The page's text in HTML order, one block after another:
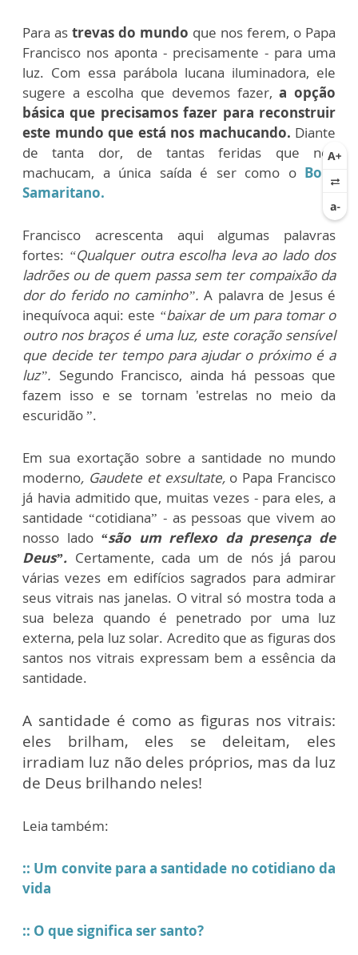
Para as trevas do mundo que nos ferem, o Papa
Francisco nos aponta - precisamente - para uma
luz. Com essa parábola lucana iluminadora, ele
sugere a escolha que devemos fazer,a opção
básica que precisamos fazer para reconstruir
este mundo que está nos machucando. Diante
de tanta dor, de tantas feridas que nos
machucam, a única saída é ser como o Bom
Samaritano.
Francisco acrescenta aqui algumas palavras
fortes: “Qualquer outra escolha leva ao lado dos
ladrões ou de quem passa sem ter compaixão da
dor do ferido no caminho”.A palavra de Jesus é
inequívoca aqui: este “baixar de um para tomar o
outro nos braços é uma luz, este coração sensível
que decide ter tempo para ajudar o próximo é a
luz”. Segundo Francisco, ainda há pessoas que
fazem isso e se tornam 'estrelas no meio da
escuridão ”.
Em sua exortação sobre a santidade no mundo
moderno, Gaudete et exsultate,o Papa Francisco
já havia admitido que, muitas vezes - para eles, a
santidade “cotidiana” - as pessoas que vivem ao
nosso lado“são um reflexo da presença de
Deus”. Certamente, cada um de nós já parou
várias vezes em edifícios sagrados para admirar
seus vitrais nas janelas. O vitral só mostra toda a
sua beleza quando é penetrado por uma luz
externa, pela luz solar. Acredito que as figuras dos
santos nos vitrais expressam bem a essência da
santidade.
A santidade é como as figuras nos vitrais:
eles brilham, eles se deleitam, eles
irradiam luz não deles próprios, mas da luz
de Deus brilhando neles!
Leia também:
:: Um convite para a santidade no cotidiano da
vida
:: O que significa ser santo?